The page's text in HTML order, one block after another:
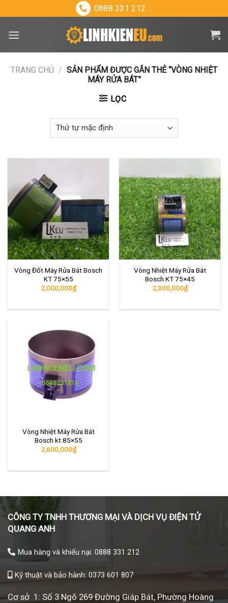
to
content
0888 331 212
TRANG CHỦ / SẢN PHẨM ĐƯỢC GẮN THẺ “VÒNG NHIỆT
MÁY RỬA BÁT”
LỌC
Vòng Đốt Máy Rửa Bát Bosch
KT 75×55
2,000,000₫
Vòng Nhiệt Máy Rửa Bát
Bosch KT 75×45
2,300,000₫
Vòng Nhiệt Máy Rửa Bát
Bosch kt 85×55
2,600,000₫
CÔNG TY TNHH THƯƠNG MẠI VÀ DỊCH VỤ ĐIỆN TỬ
QUANG ANH
Mua hàng và khiếu nại: 0888 331 212
Kỹ thuật và bảo hành: 0373 601 807
Cơ sở 1: Số 3 Ngõ 269 Đường Giáp Bát, Phường Hoàng